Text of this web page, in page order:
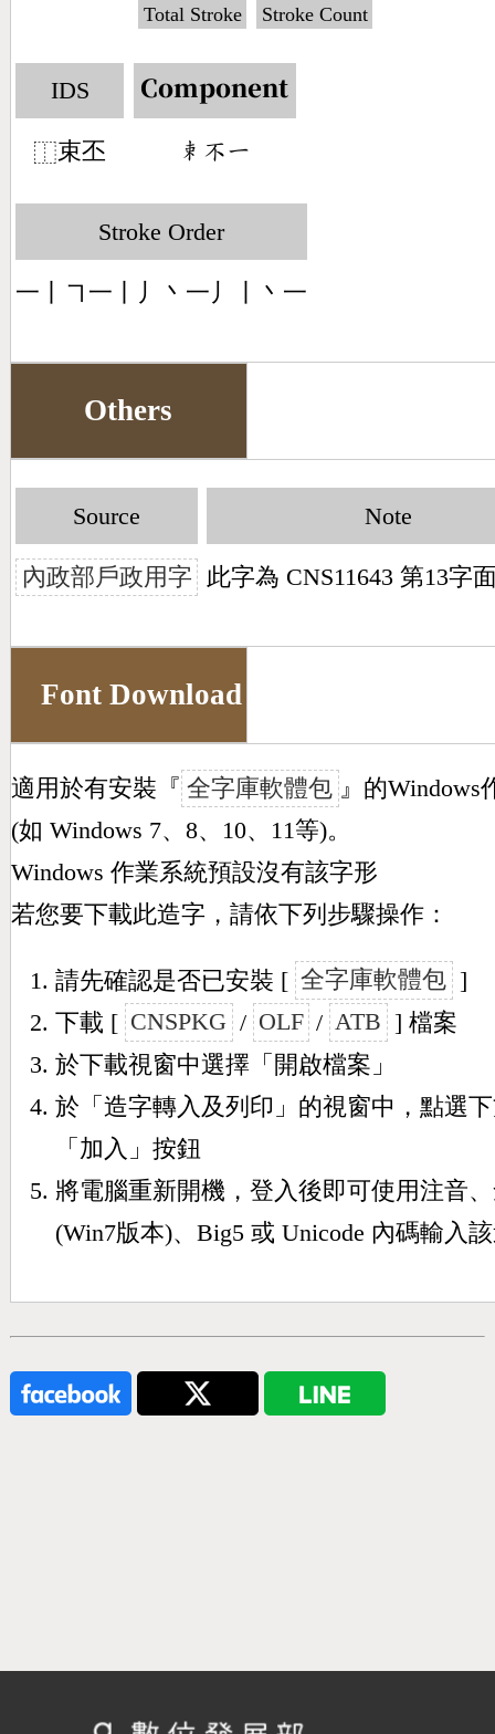
Total Stroke Stroke Count
IDS
⿰束丕
Component
󶆧󶂾󶀀
Stroke Order
一丨㇕一丨丿丶一丿丨丶一
Others
Source
內政部戶政用字
Note
此字為 CNS11643 第13字
Font Download
適用於有安裝『 全字庫軟體包 』的Windows
(如 Windows 7、8、10、11等)。
Windows 作業系統預設沒有該字形
若您要下載此造字，請依下列步驟操作：
請先確認是否已安裝 [ 全字庫軟體包 ]
下載 [ CNSPKG / OLF / ATB ] 檔案
於下載視窗中選擇「開啟檔案」
於「造字轉入及列印」的視窗中，點選
「加入」按鈕
將電腦重新開機，登入後即可使用注音
(Win7版本)、Big5 或 Unicode 內碼輸入